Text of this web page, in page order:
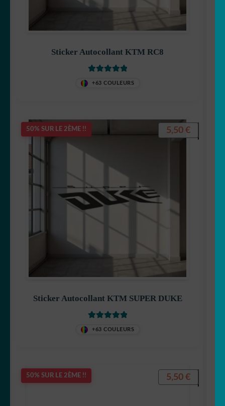
Sticker Autocollant KTM RC8
+63 COULEURS
50% SUR LE 2ÈME !!
Sticker Autocollant KTM SUPER DUKE
+63 COULEURS
5,50 €
50% SUR LE 2ÈME !! 5,50 €